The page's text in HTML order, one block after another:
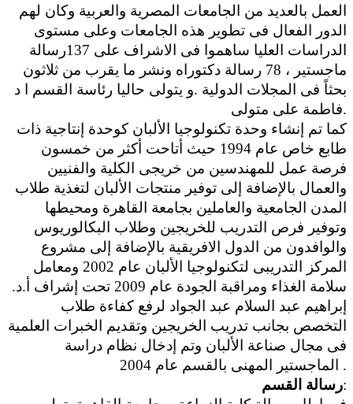
العمل بالعديد من الجامعات المصرية والعربية وكان لهم
الدور الفعال فى تطوير هذه الجامعات وعلى مستوى
الدراسات العليا ساهموا فى الاشراف على 137رسالة
ماجستير ، 78 رسالة دكتوراه ونشر ما يقرب من ثلاثون
بحثاً فى المجلات الدولية .و يتولى حاليا رئاسة القسم ا د
فاطمة على متولى.
كما تم إنشاء وحدة تكنولوجيا الألبان كوحدة إنتاجية ذات
طابع خاص عام 1994 حيث أتاحت أكثر من خمسون
فرصة عمل للمهندسين من خريجى الكلية والفنيين
والعمال بالإضافة إلى توفير منتجات الألبان لتغذية طلاب
المدن الجامعية والعاملين بجامعة القاهرة ومحيطها
وتوفير فرص التدريب للخريجين وطلاب البكالوريوس
والوافدون من الدول الافريقية بالإضافة إلى مشروع
المركز التدريبى لتكنولوجيا الألبان عام 2002 ومعامل
سلامة الغذاء ومراقبة الجودة عام 2009 تحت إشراف أ.د.
إبراهيم عبد السلام عبد الجواد لرفع كفاءة طلاب
التخصص بجانب تدريب الخريجين وتقديم الخبرات العلمية
فى مجال صناعة الألبان وتم إدخال نظام دراسة
الماجستير المهنى بالقسم عام 2004 .
رسالة القسم: